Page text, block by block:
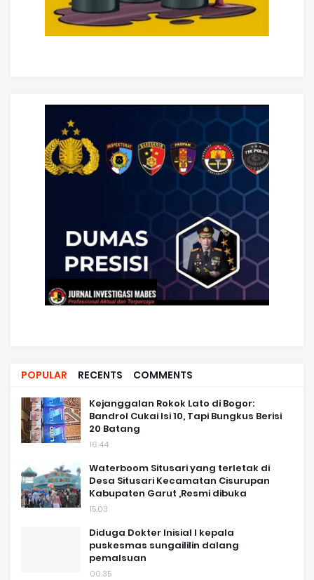
POPULAR RECENTS COMMENTS
Kejanggalan Rokok Lato di Bogor:
Bandrol Cukai Isi 10, Tapi Bungkus Berisi
20 Batang
16.44
Waterboom Situsari yang terletak di
Desa Situsari Kecamatan Cisurupan
Kabupaten Garut ,Resmi dibuka
15.03
Diduga Dokter Inisial I kepala
puskesmas sungaililin dalang
pemalsuan
00.35